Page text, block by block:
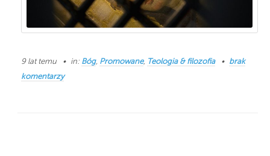
9 lat temu in: Bóg, Promowane, Teologia & filozofia
brak
komentarzy